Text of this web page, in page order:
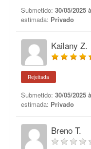
Submetido: 30/05/2025
estimada: Privado
Kailany Z.
Rejeitada
Submetido: 30/05/2025
estimada: Privado
Breno T.